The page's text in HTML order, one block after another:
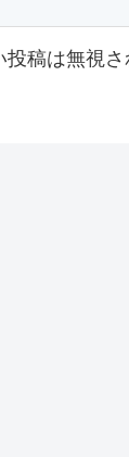
投稿は無視